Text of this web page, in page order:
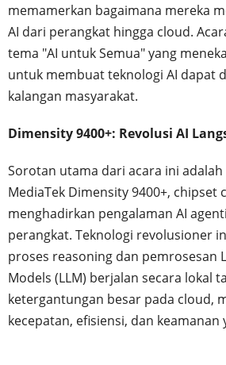
memamerkan bagaimana mereka
AI dari perangkat hingga cloud.
tema "AI untuk Semua" yang
untuk membuat teknologi AI dapat
kalangan masyarakat.
Dimensity 9400+: Revolusi AI
Sorotan utama dari acara ini
MediaTek Dimensity 9400+, chipset
menghadirkan pengalaman AI
perangkat. Teknologi revolusioner
proses reasoning dan pemrosesan
Models (LLM) berjalan secara lokal
ketergantungan besar pada cloud,
kecepatan, efisiensi, dan keamanan